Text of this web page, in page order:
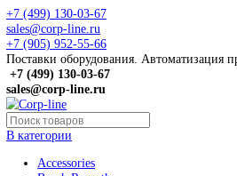
+7 (499) 130-03-67
sales@corp-line.ru
+7 (905) 952-55-66
Поставки оборудования.
+7 (499)130-03-67
sales@corp-line.ru